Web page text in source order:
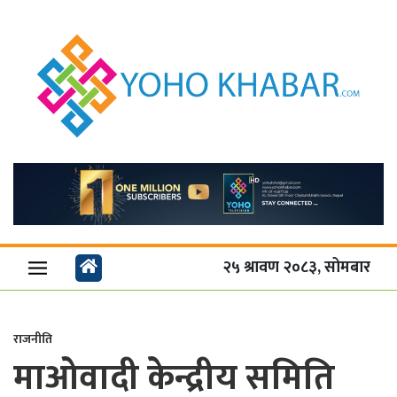
२५ श्रावण २०८३, सोमबार
राजनीति
माओवादी केन्द्रीय समिति